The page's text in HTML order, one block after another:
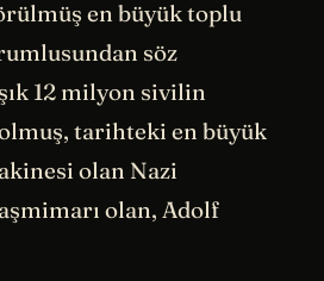
en büyük toplu
söz
12 milyon sivilin
tarihteki en büyük
olan Nazi
olan, Adolf